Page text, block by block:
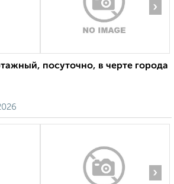
›
посуточно, в черте города
›